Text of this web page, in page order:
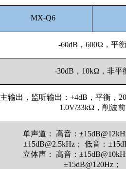
MX-Q6
-60dB，600Ω，平衡
-30dB，10kΩ，非平
主输出，监听输出：+4dB，平衡，
1.0V/33kΩ，削波前
单声道： 高音：
±15dB@2.5kHz； 低音：
立体声： 高音：
±15dB@120Hz；